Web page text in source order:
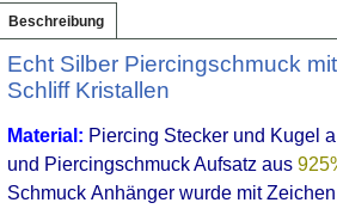
Beschreibung
Echt Silber Piercingschmuck
Schliff Kristallen
Material: Piercing Stecker und Kugel
und Piercingschmuck Aufsatz aus
Schmuck Anhänger wurde mit